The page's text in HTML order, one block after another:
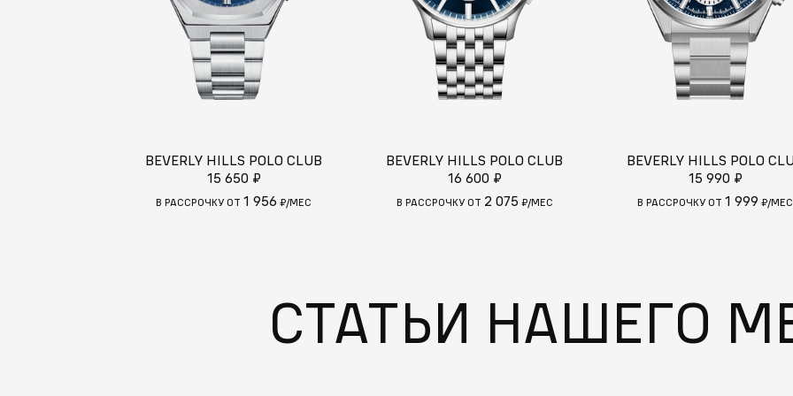
BEVERLY HILLS POLO CLUB
15 650 ₽
В РАССРОЧКУ ОТ 1 956 ₽/МЕС
BEVERLY HILLS POLO CLUB
16 600 ₽
В РАССРОЧКУ ОТ 2 075 ₽/МЕС
BEVERLY HILLS POLO
15 990 ₽
В РАССРОЧКУ ОТ 1 999 ₽/МЕС
СТАТЬИ НАШЕГО